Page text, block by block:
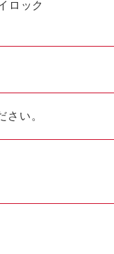
ロック
さい。